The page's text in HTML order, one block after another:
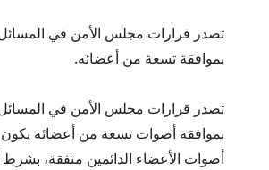
تصدر قرارات مجلس الأمن في المسائل
بموافقة تسعة من أعضائه.
تصدر قرارات مجلس الأمن في
بموافقة أصوات تسعة من أعضائه يكون
أصوات الأعضاء الدائمين متفقة،